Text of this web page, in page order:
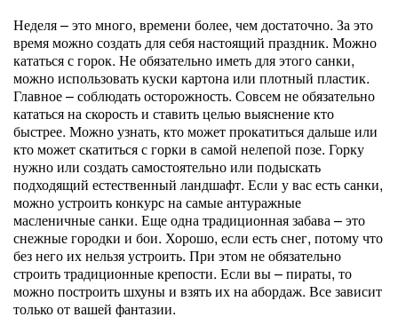
Неделя – это много, времени более, чем достаточно. За это
время можно создать для себя настоящий праздник. Можно
кататься с горок. Не обязательно иметь для этого санки,
можно использовать куски картона или плотный пластик.
Главное – соблюдать осторожность. Совсем не обязательно
кататься на скорость и ставить целью выяснение кто
быстрее. Можно узнать, кто может прокатиться дальше или
кто может скатиться с горки в самой нелепой позе. Горку
нужно или создать самостоятельно или подыскать
подходящий естественный ландшафт. Если у вас есть санки,
можно устроить конкурс на самые антуражные
масленичные санки. Еще одна традиционная забава – это
снежные городки и бои. Хорошо, если есть снег, потому что
без него их нельзя устроить. При этом не обязательно
строить традиционные крепости. Если вы – пираты, то
можно построить шхуны и взять их на абордаж. Все зависит
только от вашей фантазии.